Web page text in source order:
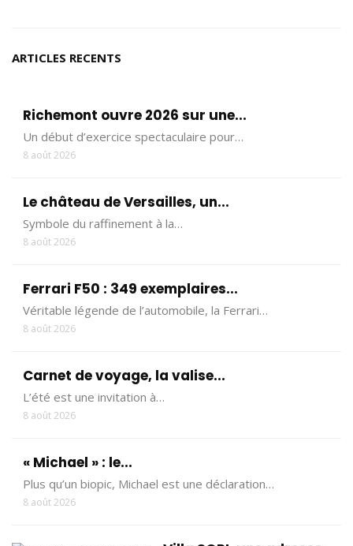
ARTICLES RECENTS
Richemont ouvre 2026 sur une...
Un début d’exercice spectaculaire pour…
8 août 2026
Le château de Versailles, un...
Symbole du raffinement à la…
8 août 2026
Ferrari F50 : 349 exemplaires...
Véritable légende de l’automobile, la Ferrari…
8 août 2026
Carnet de voyage, la valise...
L’été est une invitation à…
8 août 2026
« Michael » : le...
Plus qu’un biopic, Michael est une déclaration…
8 août 2026